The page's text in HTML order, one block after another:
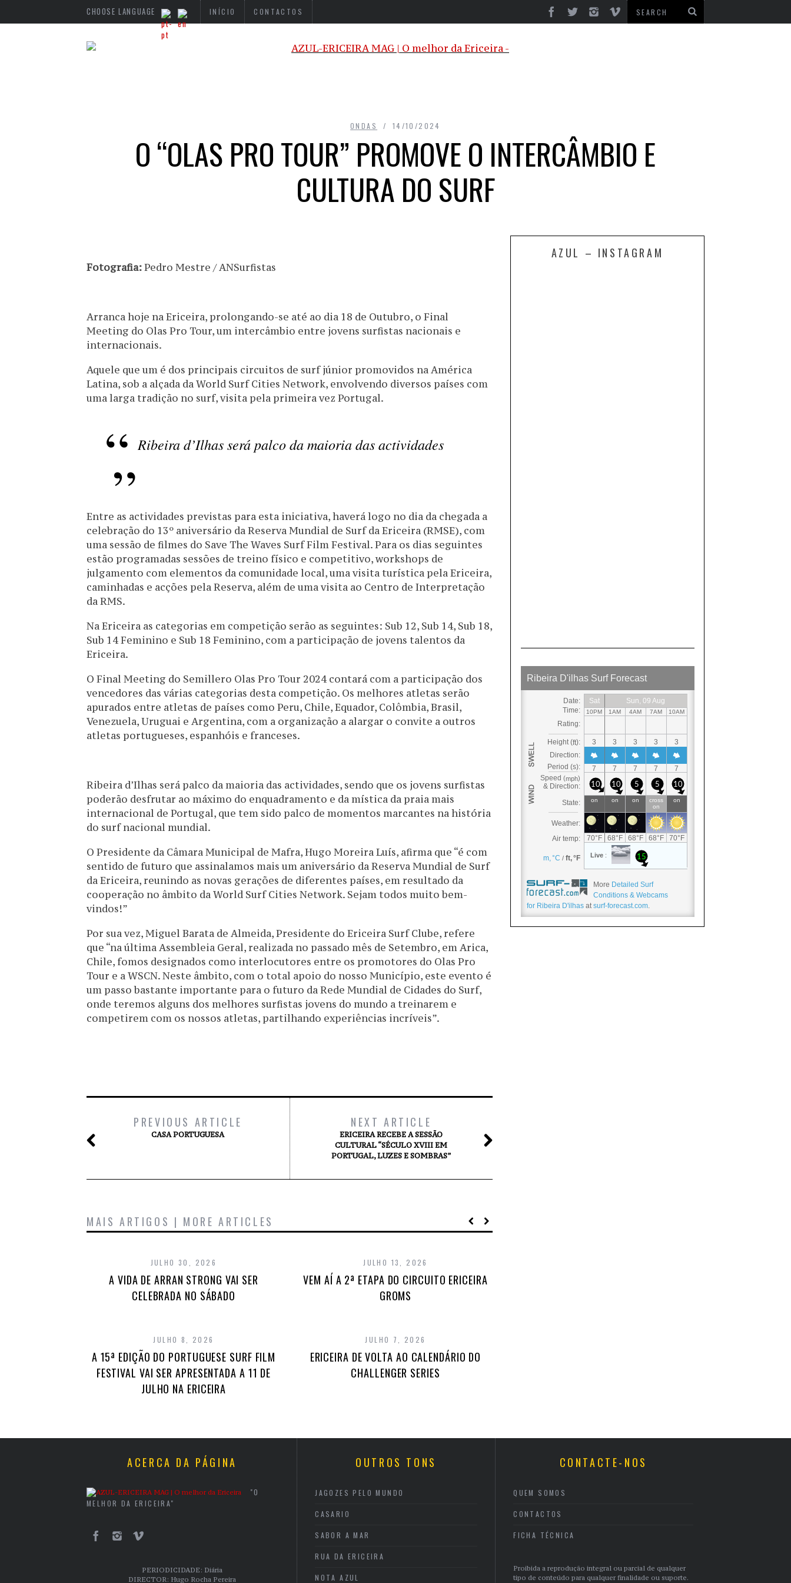
CHOOSE LANGUAGE INÍCIO CONTACTOS
ONDAS 14/10/2024
O “OLAS PRO TOUR” PROMOVE O INTERCÂMBIO E
CULTURA DO SURF
Fotografia:Pedro Mestre / ANSurfistas
Arranca hoje na Ericeira, prolongando-se até ao dia 18 de Outubro, o Final
Meeting do Olas Pro Tour, um intercâmbio entre jovens surfistas nacionais e
internacionais.
Aquele que um é dos principais circuitos de surf júnior promovidos na América
Latina, sob a alçada da World Surf Cities Network, envolvendo diversos países com
uma larga tradição no surf, visita pela primeira vez Portugal.
Ribeira d’Ilhas será palco da maioria das actividades
Entre as actividades previstas para esta iniciativa, haverá logo no dia da chegada a
celebração do 13º aniversário da Reserva Mundial de Surf da Ericeira (RMSE), com
uma sessão de filmes do Save The Waves Surf Film Festival. Para os dias seguintes
estão programadas sessões de treino físico e competitivo, workshops de
julgamento com elementos da comunidade local, uma visita turística pela Ericeira,
caminhadas e acções pela Reserva, além de uma visita ao Centro de Interpretação
da RMS.
Na Ericeira as categorias em competição serão as seguintes: Sub 12, Sub 14, Sub 18,
Sub 14 Feminino e Sub 18 Feminino, com a participação de jovens talentos da
Ericeira.
O Final Meeting do Semillero Olas Pro Tour 2024 contará com a participação dos
vencedores das várias categorias desta competição. Os melhores atletas serão
apurados entre atletas de países como Peru, Chile, Equador, Colômbia, Brasil,
Venezuela, Uruguai e Argentina, com a organização a alargar o convite a outros
atletas portugueses, espanhóis e franceses.
Ribeira d’Ilhas será palco da maioria das actividades, sendo que os jovens surfistas
poderão desfrutar ao máximo do enquadramento e da mística da praia mais
internacional de Portugal, que tem sido palco de momentos marcantes na história
do surf nacional mundial.
O Presidente da Câmara Municipal de Mafra, Hugo Moreira Luís, afirma que “é com
sentido de futuro que assinalamos mais um aniversário da Reserva Mundial de Surf
da Ericeira, reunindo as novas gerações de diferentes países, em resultado da
cooperação no âmbito da World Surf Cities Network. Sejam todos muito bem-
vindos!”
Por sua vez, Miguel Barata de Almeida, Presidente do Ericeira Surf Clube, refere
que “na última Assembleia Geral, realizada no passado mês de Setembro, em Arica,
Chile, fomos designados como interlocutores entre os promotores do Olas Pro
Tour e a WSCN. Neste âmbito, com o total apoio do nosso Município, este evento é
um passo bastante importante para o futuro da Rede Mundial de Cidades do Surf,
onde teremos alguns dos melhores surfistas jovens do mundo a treinarem e
competirem com os nossos atletas, partilhando experiências incríveis”.
PREVIOUS ARTICLE
CASA PORTUGUESA
NEXT ARTICLE
ERICEIRA RECEBE A SESSÃO
CULTURAL “SÉCULO XVIII EM
PORTUGAL, LUZES E SOMBRAS”
MAIS ARTIGOS | MORE ARTICLES
JULHO 30, 2026
A VIDA DE ARRAN STRONG VAI SER
CELEBRADA NO SÁBADO
JULHO 13, 2026
VEM AÍ A 2ª ETAPA DO CIRCUITO ERICEIRA
GROMS
JULHO 8, 2026
A 15ª EDIÇÃO DO PORTUGUESE SURF FILM
FESTIVAL VAI SER APRESENTADA A 11 DE
JULHO NA ERICEIRA
JULHO 7, 2026
ERICEIRA DE VOLTA AO CALENDÁRIO DO
CHALLENGER SERIES
AZUL – INSTAGRAM
More Detailed Surf
Conditions & Webcams
for Ribeira D'ilhas at surf-forecast.com.
ACERCA DA PÁGINA
"O
MELHOR DA ERICEIRA"
PERIODICIDADE: Diária
DIRECTOR: Hugo Rocha Pereira
OUTROS TONS
JAGOZES PELO MUNDO
CASARIO
SABOR A MAR
RUA DA ERICEIRA
NOTA AZUL
CONTACTE-NOS
QUEM SOMOS
CONTACTOS
FICHA TÉCNICA
Proibida a reprodução integral ou parcial de qualquer
tipo de conteúdo para qualquer finalidade ou suporte.